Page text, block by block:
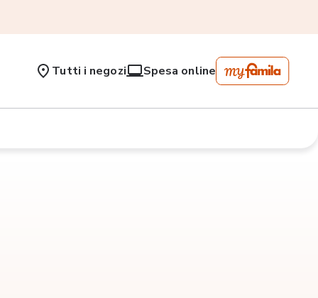
Tutti i negozi Spesa online